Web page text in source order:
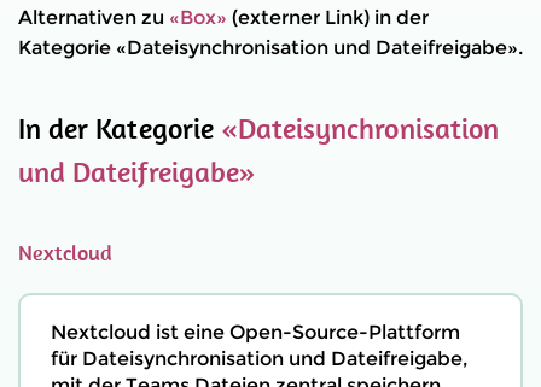
Alternativen zu «Box» (externer Link) in der
Kategorie «Dateisynchronisation und Dateifreigabe».
In der Kategorie «Dateisynchronisation
und Dateifreigabe»
Nextcloud
Nextcloud ist eine Open-Source-Plattform
für Dateisynchronisation und Dateifreigabe,